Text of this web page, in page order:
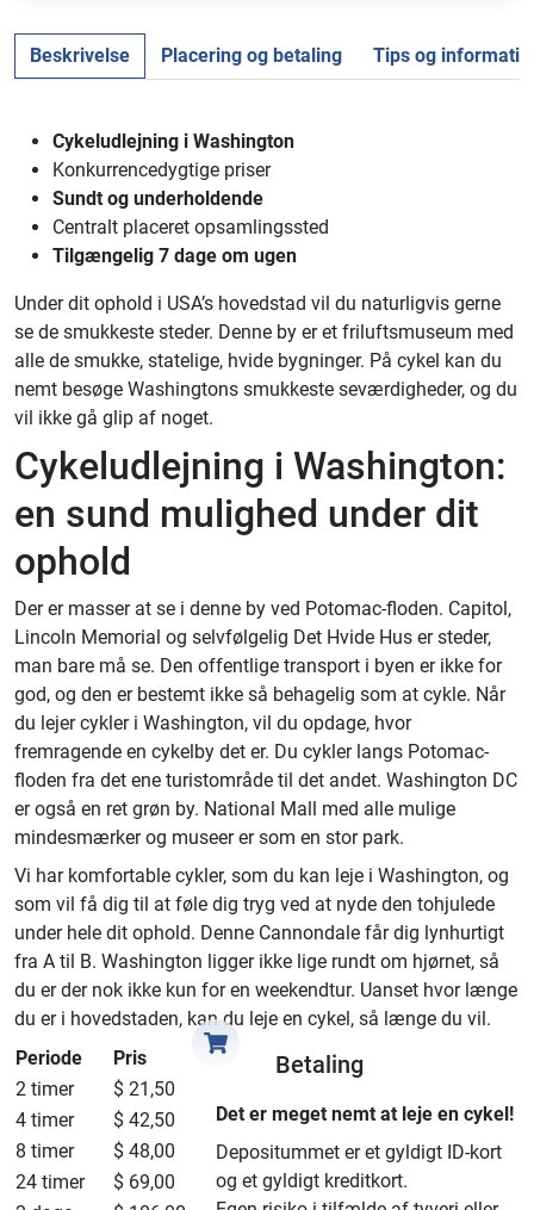
Beskrivelse Placering og betaling Tips og
Cykeludlejning i Washington
Konkurrencedygtige priser
Sundt og underholdende
Centralt placeret opsamlingssted
Tilgængelig 7 dage om ugen
Under dit ophold i USA’s hovedstad vil du naturligvis gerne
se de smukkeste steder. Denne by er et friluftsmuseum med
alle de smukke, statelige, hvide bygninger. På cykel kan du
nemt besøge Washingtons smukkeste seværdigheder, og du
vil ikke gå glip af noget.
Cykeludlejning i Washington:
en sund mulighed under dit
ophold
Der er masser at se i denne by ved Potomac-floden. Capitol,
Lincoln Memorial og selvfølgelig Det Hvide Hus er steder,
man bare må se. Den offentlige transport i byen er ikke for
god, og den er bestemt ikke så behagelig som at cykle. Når
du lejer cykler i Washington, vil du opdage, hvor
fremragende en cykelby det er. Du cykler langs Potomac-
floden fra det ene turistområde til det andet. Washington DC
er også en ret grøn by. National Mall med alle mulige
mindesmærker og museer er som en stor park.
Vi har komfortable cykler, som du kan leje i Washington, og
som vil få dig til at føle dig tryg ved at nyde den tohjulede
under hele dit ophold. Denne Cannondale får dig lynhurtigt
fra A til B. Washington ligger ikke lige rundt om hjørnet, så
du er der nok ikke kun for en weekendtur. Uanset hvor længe
du er i hovedstaden, kan du leje en cykel, så længe du vil.
Periode
Pris
2 timer
$ 21,50
4 timer
$ 42,50
8 timer
$ 48,00
24 timer
$ 69,00
Betaling
Det er meget nemt at leje en cykel!
Depositummet er et gyldigt ID-kort
og et gyldigt kreditkort.